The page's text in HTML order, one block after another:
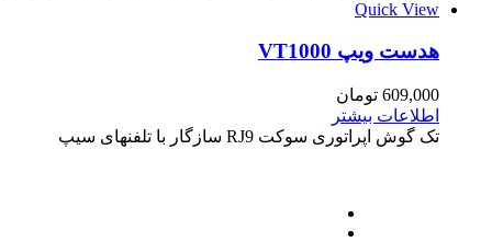
Quick View
هدست ویپ VT1000
609,000 تومان
اطلاعات بیشتر
تک گوش اپراتوری سوکت RJ9 سازگار با تلفنهای سیپ